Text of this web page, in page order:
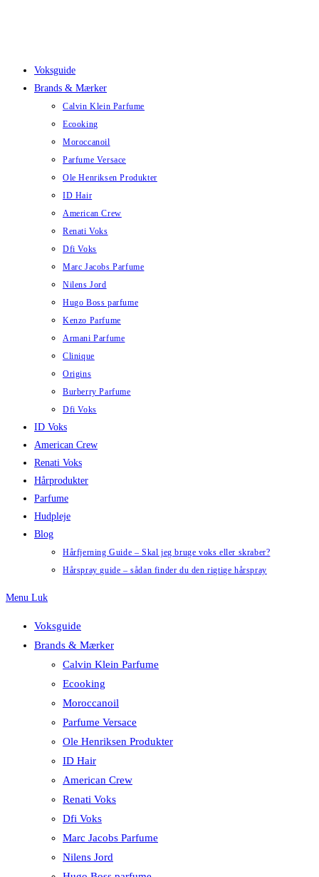
Voksguide
Brands & Mærker
Calvin Klein Parfume
Ecooking
Moroccanoil
Parfume Versace
Ole Henriksen Produkter
ID Hair
American Crew
Renati Voks
Dfi Voks
Marc Jacobs Parfume
Nilens Jord
Hugo Boss parfume
Kenzo Parfume
Armani Parfume
Clinique
Origins
Burberry Parfume
Dfi Voks
ID Voks
American Crew
Renati Voks
Hårprodukter
Parfume
Hudpleje
Blog
Hårfjerning Guide – Skal jeg bruge voks eller skraber?
Hårspray guide – sådan finder du den rigtige hårspray
Menu Luk
Voksguide
Brands & Mærker
Calvin Klein Parfume
Ecooking
Moroccanoil
Parfume Versace
Ole Henriksen Produkter
ID Hair
American Crew
Renati Voks
Dfi Voks
Marc Jacobs Parfume
Nilens Jord